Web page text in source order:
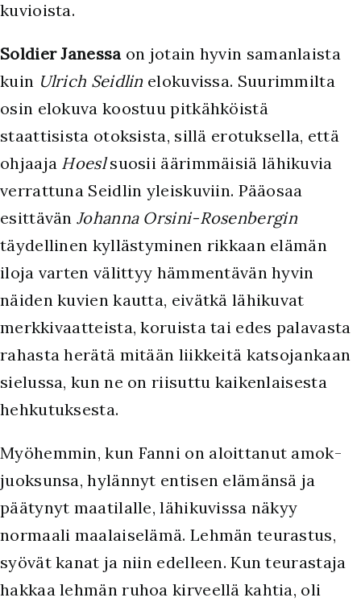
kuvioista.
Soldier Janessaon jotain hyvin samanlaista
kuin Ulrich Seidlin elokuvissa. Suurimmilta
osin elokuva koostuu pitkähköistä
staattisista otoksista, sillä erotuksella, että
ohjaaja Hoeslsuosii äärimmäisiä lähikuvia
verrattuna Seidlin yleiskuviin. Pääosaa
esittävänJohanna Orsini-Rosenbergin
täydellinen kyllästyminen rikkaan elämän
iloja varten välittyy hämmentävän hyvin
näiden kuvien kautta, eivätkä lähikuvat
merkkivaatteista, koruista tai edes palavasta
rahasta herätä mitään liikkeitä katsojankaan
sielussa, kun ne on riisuttu kaikenlaisesta
hehkutuksesta.
Myöhemmin, kun Fanni on aloittanut amok-
juoksunsa, hylännyt entisen elämänsä ja
päätynyt maatilalle, lähikuvissa näkyy
normaali maalaiselämä. Lehmän teurastus,
syövät kanat ja niin edelleen. Kun teurastaja
hakkaa lehmän ruhoa kirveellä kahtia, oli